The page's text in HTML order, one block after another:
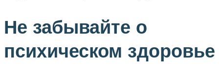
Не забывайте о
психическом здоровье